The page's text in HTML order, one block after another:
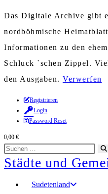
Das Digitale Archive gibt
nordböhmische
Informationen zu den
Schluck `schen Zippel.
den Ausgaben. Verwerfen
Zum
Inhalt
springen
Registrieren
Login
Password Reset
0,00 €
Diese
Website
durchsuchen
Städte und
Sudetenland